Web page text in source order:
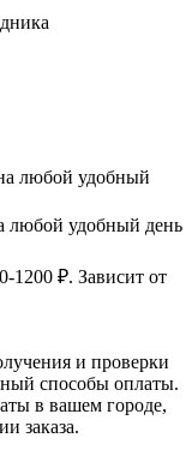
любой удобный
любой удобный день
1200 ₽. Зависит от
и проверки
способы оплаты.
в вашем городе,
заказа.